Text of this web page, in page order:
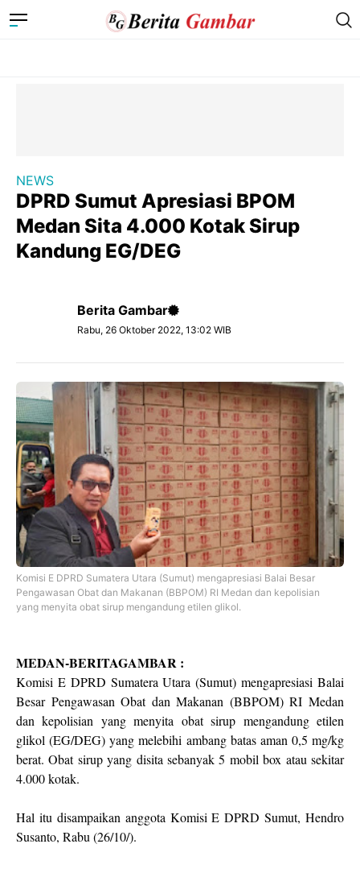
NEWS
DPRD Sumut Apresiasi BPOM
Medan Sita 4.000 Kotak Sirup
Kandung EG/DEG
Berita Gambar
Rabu, 26 Oktober 2022, 13:02 WIB
Komisi E DPRD Sumatera Utara (Sumut) mengapresiasi Balai Besar
Pengawasan Obat dan Makanan (BBPOM) RI Medan dan kepolisian
yang menyita obat sirup mengandung etilen glikol.
MEDAN-BERITAGAMBAR :
Komisi E DPRD Sumatera Utara (Sumut) mengapresiasi Balai
Besar Pengawasan Obat dan Makanan (BBPOM) RI Medan
dan kepolisian yang menyita obat sirup mengandung etilen
glikol (EG/DEG) yang melebihi ambang batas aman 0,5 mg/kg
berat. Obat sirup yang disita sebanyak 5 mobil box atau sekitar
4.000 kotak.
Hal itu disampaikan anggota Komisi E DPRD Sumut, Hendro
Susanto, Rabu (26/10/).